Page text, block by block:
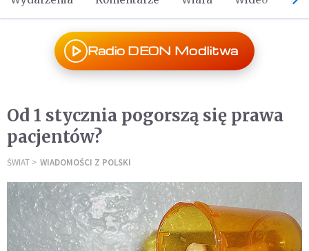
Radio DEON Modlitwa
Od 1 stycznia pogorszą się prawa
pacjentów?
ŚWIAT WIADOMOŚCI Z POLSKI